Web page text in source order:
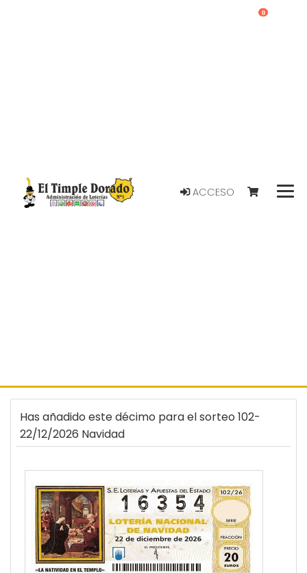
ACCESO
0
Has añadido este décimo para el sorteo 102-
22/12/2026 Navidad